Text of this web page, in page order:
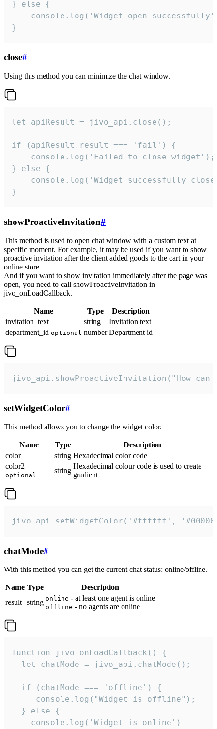
} else {
console.log('Widget open
}
close#
Using this method you can minimize the chat window.
let apiResult = jivo_api.close();
if (apiResult.result === 'fail') {
    console.log('Failed to close widget');
} else {
console.log('Widget successfully
}
showProactiveInvitation#
This method is used to open chat window with a custom text at
specific moment. For example, it may be used if you want to show
proactive invitation after the client added goods to the cart in your
online store.
And if you want to show invitation immediately after the page was
open, you need to call showProactiveInvitation in
jivo_onLoadCallback.
Name Type
Description
invitation_text
string
Invitation text
department_id optional number Department id
jivo_api.showProactiveInvitation("How
setWidgetColor#
This method allows you to change the widget color.
Name Type
Description
color
string Hexadecimal color code
color2
optional
string
Hexadecimal colour code is used to create
gradient
jivo_api.setWidgetColor('#ffffff',
chatMode#
With this method you can get the current chat status: online/offline.
Name Type
Description
result string online - at least one agent is online
offline - no agents are online
function jivo_onLoadCallback() {
  let chatMode = jivo_api.chatMode();
  if (chatMode === 'offline') {
     console.log("Widget is offline");
  } else {
    console.log('Widget is online')